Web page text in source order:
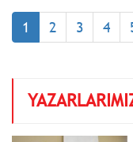
1 2 3 4